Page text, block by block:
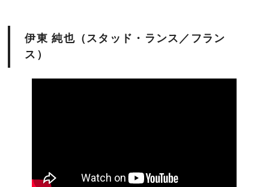
伊東 純也（スタッド・ランス／フラン
ス）